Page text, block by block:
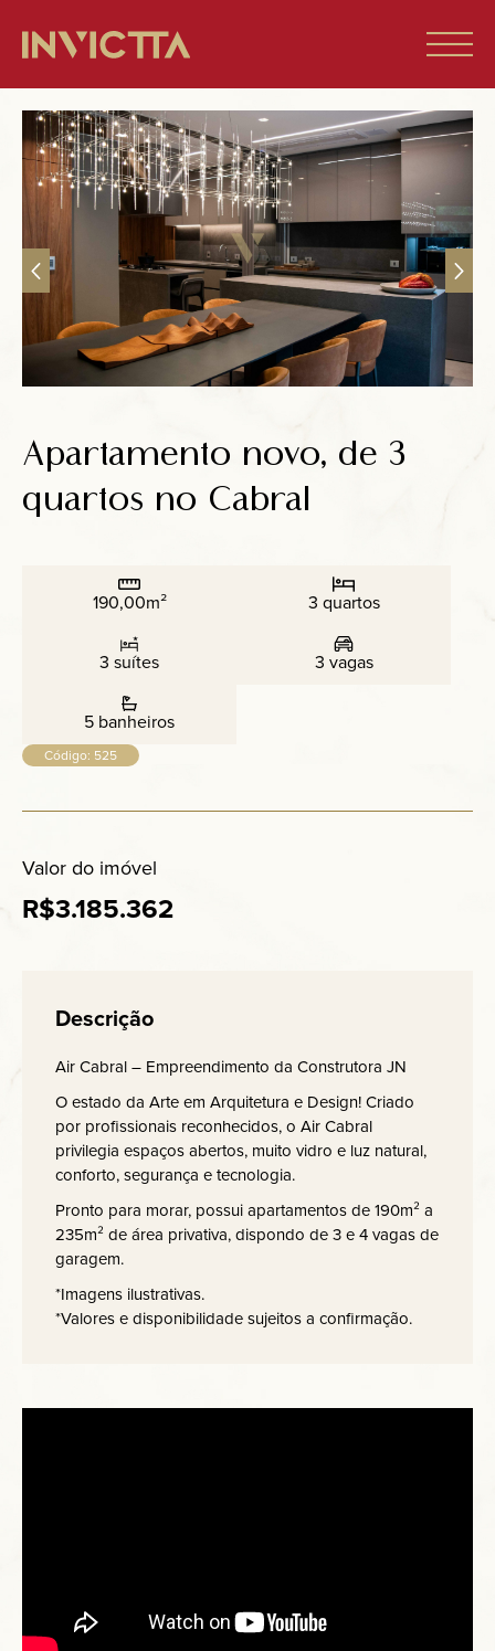
Home
Imóveis à venda
Empreendimentos
Blog
Sobre nós
Anuncie
Contato
Apartamento novo, de 3
quartos no Cabral
190,00m² 3 quartos
3 suítes 3 vagas
5 banheiros
Código: 525
Valor do imóvel
R$3.185.362
Descrição
Air Cabral – Empreendimento da Construtora JN
O estado da Arte em Arquitetura e Design! Criado
por profissionais reconhecidos, o Air Cabral
privilegia espaços abertos, muito vidro e luz natural,
conforto, segurança e tecnologia.
Pronto para morar, possui apartamentos de 190m² a
235m² de área privativa, dispondo de 3 e 4 vagas de
garagem.
*Imagens ilustrativas.
*Valores e disponibilidade sujeitos a confirmação.